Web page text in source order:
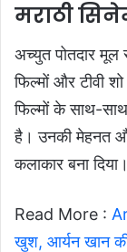
मराठी
अच्युत पोतदार मूल
फिल्मों और टीवी
फिल्मों के साथ-साथ
है। उनकी मेहनत
कलाकार बना दिया।
Read More :
खुश, आर्यन खान